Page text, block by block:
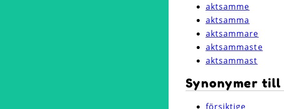
aktsamme
aktsamma
aktsammare
aktsammaste
aktsammast
Synonymer till
försiktige